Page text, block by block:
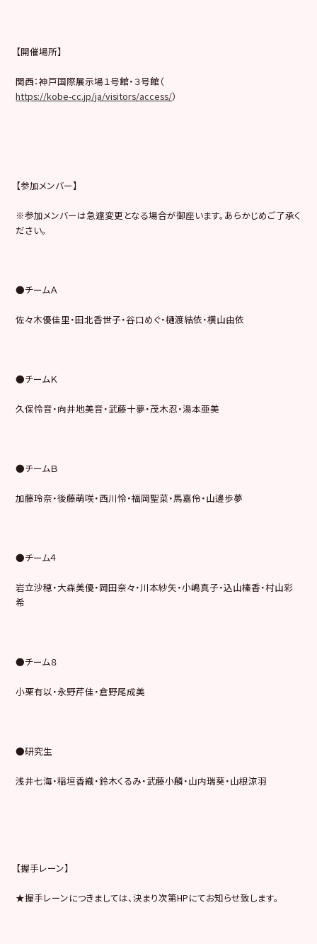
【開催場所】
関西：神戸国際展示場１号館・３号館（
https://kobe-cc.jp/ja/visitors/access/）
【参加メンバー】
※参加メンバーは急遽変更となる場合が御座います。あらかじめご了承く
ださい。
●チームＡ
佐々木優佳里・田北香世子・谷口めぐ・樋渡結依・横山由依
●チームＫ
久保怜音・向井地美音・武藤十夢・茂木忍・湯本亜美
●チームＢ
加藤玲奈・後藤萌咲・西川怜・福岡聖菜・馬嘉伶・山邊歩夢
●チーム４
岩立沙穂・大森美優・岡田奈々・川本紗矢・小嶋真子・込山榛香・村山彩
希
●チーム８
小栗有以・永野芹佳・倉野尾成美
●研究生
浅井七海・稲垣香織・鈴木くるみ・武藤小麟・山内瑞葵・山根涼羽
【握手レーン】
★握手レーンにつきましては、決まり次第HPにてお知らせ致します。